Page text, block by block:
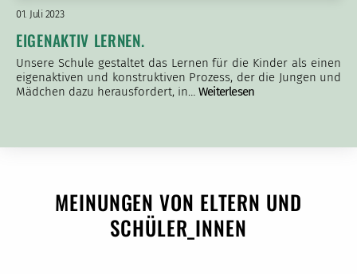
01. Juli 2023
EIGENAKTIV LERNEN.
Unsere Schule gestaltet das Lernen für die Kinder als einen
eigenaktiven und konstruktiven Prozess, der die Jungen und
Mädchen dazu herausfordert, in… Weiterlesen
MEINUNGEN VON ELTERN UND
SCHÜLER_INNEN